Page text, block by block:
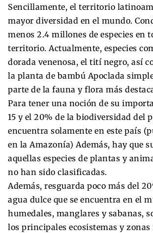
Sencillamente, el territorio
mayor diversidad en el mundo.
menos 2.4 millones de especies en
territorio. Actualmente, especies
dorada venenosa, el tití negro, así
la planta de bambú Apoclada
parte de la fauna y flora más
Para tener una noción de su
15 y el 20% de la biodiversidad del
encuentra solamente en este país
en la Amazonía) Además, hay que
aquellas especies de plantas y
no han sido clasificadas.
Además, resguarda poco más del
agua dulce que se encuentra en el
humedales, manglares y sabanas,
los principales ecosistemas y